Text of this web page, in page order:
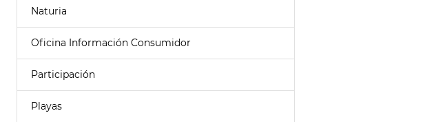
Naturia
Oficina Información Consumidor
Participación
Playas